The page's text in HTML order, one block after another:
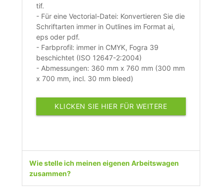
tif.
- Für eine Vectorial-Datei: Konvertieren Sie die
Schriftarten immer in Outlines im Format ai,
eps oder pdf.
- Farbprofil: immer in CMYK, Fogra 39
beschichtet (ISO 12647-2:2004)
- Abmessungen: 360 mm x 760 mm (300 mm
x 700 mm, incl. 30 mm bleed)
KLICKEN SIE HIER FÜR WEITERE
Wie stelle ich meinen eigenen Arbeitswagen
zusammen?